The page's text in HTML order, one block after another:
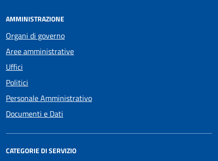
AMMINISTRAZIONE
Organi di governo
Aree amministrative
Uffici
Politici
Personale Amministrativo
Documenti e Dati
CATEGORIE DI SERVIZIO